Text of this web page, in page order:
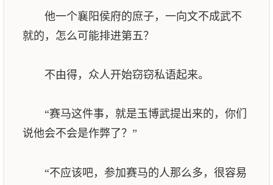
他一个襄阳侯府的庶子，一向文不成武不
就的，怎么可能排进第五？
不由得，众人开始窃窃私语起来。
“赛马这件事，就是玉博武提出来的，你们
说他会不会是作弊了？”
“不应该吧，参加赛马的人那么多，很容易